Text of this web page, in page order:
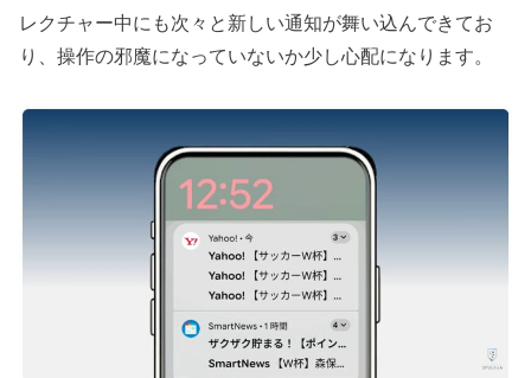
レクチャー中にも次々と新しい通知が舞い込んできてお
り、操作の邪魔になっていないか少し心配になります。